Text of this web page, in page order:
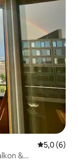
Nilai rata-
5,0 (6)
&